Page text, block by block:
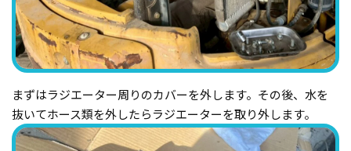
まずはラジエーター周りのカバーを外します。その後、水を
抜いてホース類を外したらラジエーターを取り外します。